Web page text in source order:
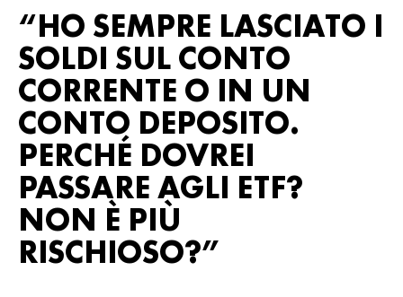
“HO SEMPRE LASCIATO I
SOLDI SUL CONTO
CORRENTE O IN UN
CONTO DEPOSITO.
PERCHÉ DOVREI
PASSARE AGLI ETF?
NON È PIÙ
RISCHIOSO?”